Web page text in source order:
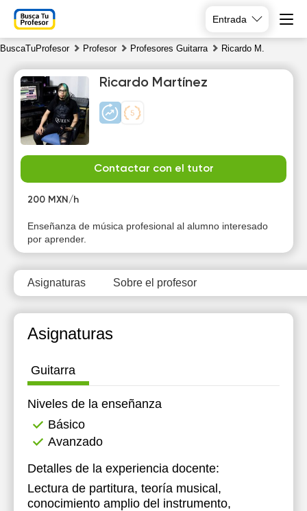
Entrada
BuscaTuProfesor Profesor Profesores Guitarra Ricardo M.
Ricardo Martínez
Contactar con el tutor
200 MXN/h
Enseñanza de música profesional al alumno interesado
por aprender.
Asignaturas Sobre el profesor
Asignaturas
Guitarra
Niveles de la enseñanza
Básico
Avanzado
Detalles de la experiencia docente:
Lectura de partitura, teoría musical,
conocimiento amplio del instrumento,
7
Sa
8
Su
9
10